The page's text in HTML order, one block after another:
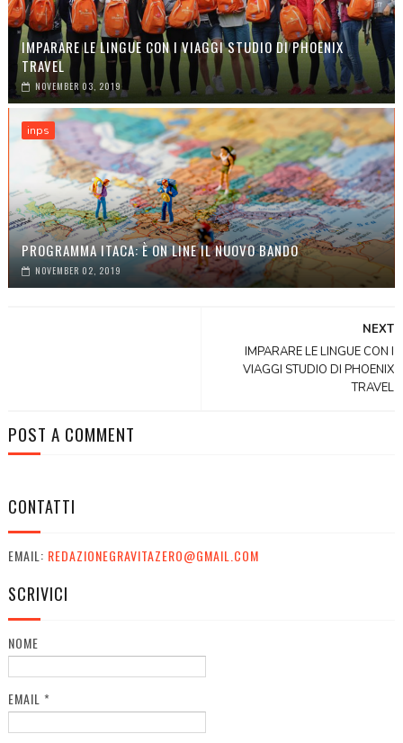
IMPARARE LE LINGUE CON I VIAGGI STUDIO DI PHOENIX
TRAVEL
NOVEMBER 03, 2019
inps
PROGRAMMA ITACA: È ON LINE IL NUOVO BANDO
NOVEMBER 02, 2019
NEXT
IMPARARE LE LINGUE CON I
VIAGGI STUDIO DI PHOENIX
TRAVEL
POST A COMMENT
CONTATTI
EMAIL: REDAZIONEGRAVITAZERO@GMAIL.COM
SCRIVICI
NOME
EMAIL *